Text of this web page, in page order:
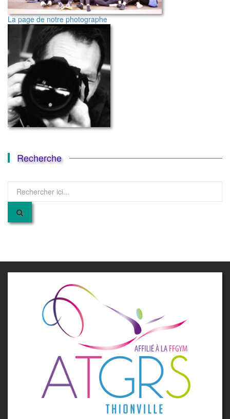
La page de notre photographe
Recherche
pour